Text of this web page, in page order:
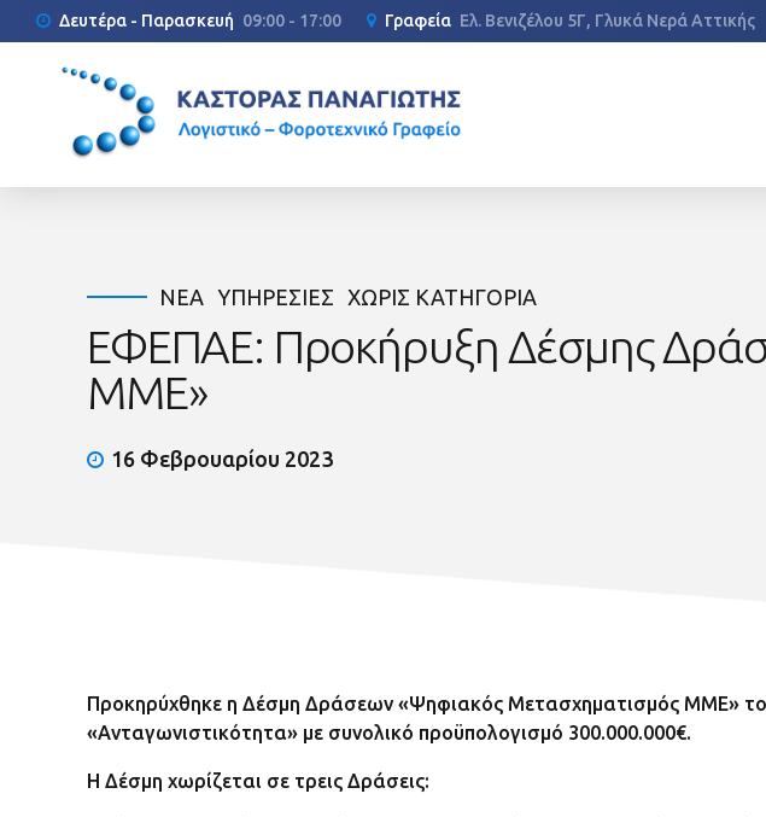
Δευτέρα - Παρασκευή 09:00 - 17:00 Γραφεία Ελ. Βενιζέλου 5Γ, Γλυκά Νερά Αττικής
ΝΈΑ ΥΠΗΡΕΣΊΕΣ ΧΩΡΊΣ ΚΑΤΗΓΟΡΊΑ
ΕΦΕΠΑΕ: Προκήρυξη Δέσμης
ΜΜΕ»
16 Φεβρουαρίου 2023
Προκηρύχθηκε η Δέσμη Δράσεων «Ψηφιακός Μετασχηματισμός ΜΜΕ»
«Ανταγωνιστικότητα» με συνολικό προϋπολογισμό 300.000.000€.
Η Δέσμη χωρίζεται σε τρεις Δράσεις: